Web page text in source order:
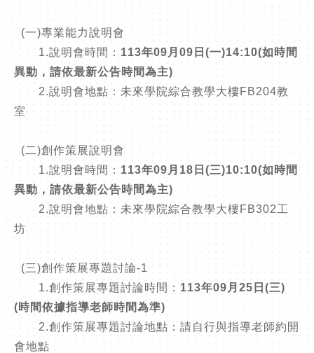
(一)專業能力說明會
1.說明會時間： 113年09月09日(一)14:10(如時間
異動，請依最新公告時間為主)
2.說明會地點：未來學院綜合教學大樓FB204教
室
(二)創作策展說明會
1.說明會時間： 113年09月18日(三)10:10(如時間
異動，請依最新公告時間為主)
2.說明會地點：未來學院綜合教學大樓FB302工
坊
(三)創作策展專題討論-1
1.創作策展專題討論時間： 113年09月25日(三)
(時間依據指導老師時間為準)
2.創作策展專題討論地點：請自行與指導老師約開
會地點